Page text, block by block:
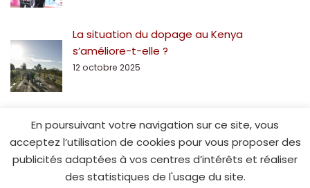
La situation du dopage au Kenya
s’améliore-t-elle ?
12 octobre 2025
© Spe15.fr - 2014
En poursuivant votre navigation sur ce site, vous
acceptez l’utilisation de cookies pour vous proposer des
publicités adaptées à vos centres d’intérêts et réaliser
des statistiques de l'usage du site.